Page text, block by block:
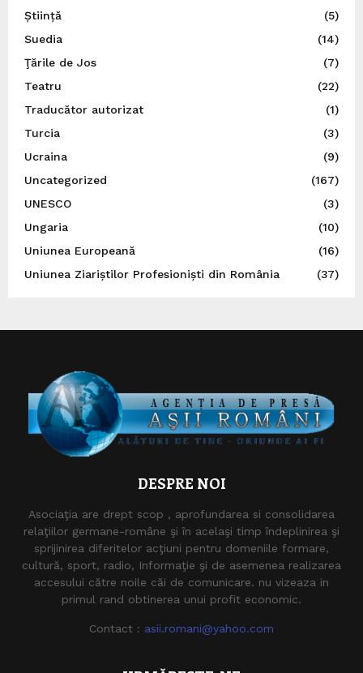
Știință
(5)
Suedia
(14)
Ţările de Jos
(7)
Teatru
(22)
Traducător autorizat
(1)
Turcia
(3)
Ucraina
(9)
Uncategorized
(167)
UNESCO
(3)
Ungaria
(10)
Uniunea Europeană
(16)
Uniunea Ziariștilor Profesioniști din România
(37)
DESPRE NOI
Asociaţia are drept scop , aprofundarea si consolidarea
relaţiilor germane-române şi în acelaşi timp îndeplinirea şi
sprijinirea diferitelor acţiuni pentru domeniile formare,
cultură, sport, radio, Informaţie şi de asemenea realizarea
accesului către noile căi de comunicare. nu vizeaza in
primul rand obtinerea unui profit economic.
Contact : asii.romani@yahoo.com